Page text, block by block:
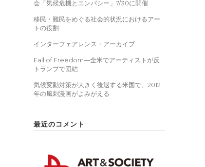
会「気候危機とエンパシー」7/30に開催
移民・難民をめぐる社会的状況におけるアー
トの役割
インターフェアレンス・アーカイブ
Fall of Freedom―全米でアーティストが反
トランプで団結
気候変動対策が大きく後退する米国で、2012
年の風刺漫画がよみがえる
最近のコメント